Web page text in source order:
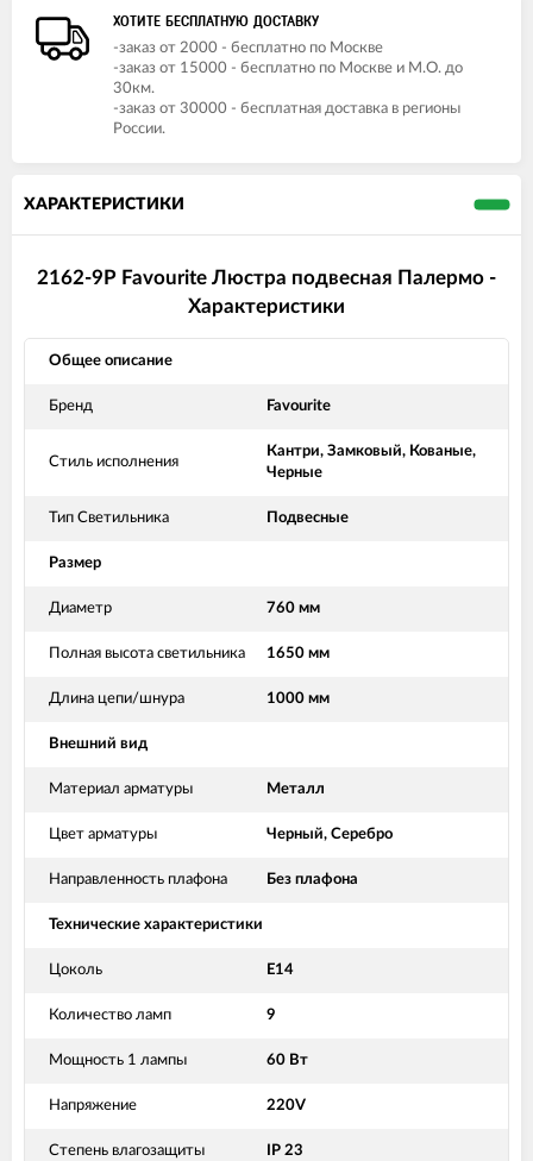
ХОТИТЕ БЕСПЛАТНУЮ ДОСТАВКУ
-заказ от 2000 - бесплатно по Москве
-заказ от 15000 - бесплатно по Москве и М.О. до
30км.
-заказ от 30000 - бесплатная доставка в регионы
России.
ХАРАКТЕРИСТИКИ
2162-9P Favourite Люстра подвесная Палермо -
Характеристики
Общее описание
Бренд Favourite
Стиль исполнения
Кантри, Замковый, Кованые,
Черные
Тип Светильника Подвесные
Размер
Диаметр 760 мм
Полная высота светильника 1650 мм
Длина цепи/шнура 1000 мм
Внешний вид
Материал арматуры Металл
Цвет арматуры Черный, Серебро
Направленность плафона Без плафона
Технические характеристики
Цоколь Е14
Количество ламп 9
Мощность 1 лампы 60 Вт
Напряжение 220V
Степень влагозащиты IP 23